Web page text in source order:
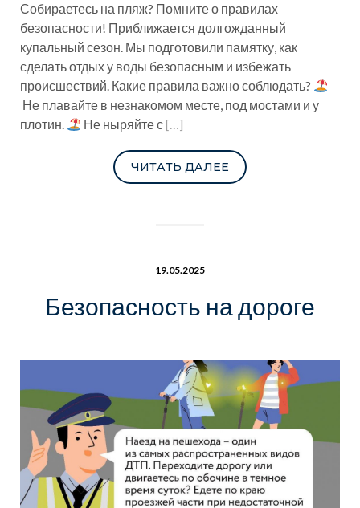
Собираетесь на пляж? Помните о правилах
безопасности! Приближается долгожданный
купальный сезон. Мы подготовили памятку, как
сделать отдых у воды безопасным и избежать
происшествий. Какие правила важно соблюдать?
Не плавайте в незнакомом месте, под мостами и у
плотин.
Не ныряйте с[…]
ЧИТАТЬ ДАЛЕЕ
19.05.2025
Безопасность на дороге